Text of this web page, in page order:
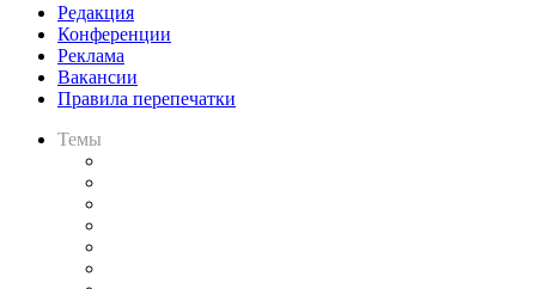
Редакция
Конференции
Реклама
Вакансии
Правила перепечатки
Темы